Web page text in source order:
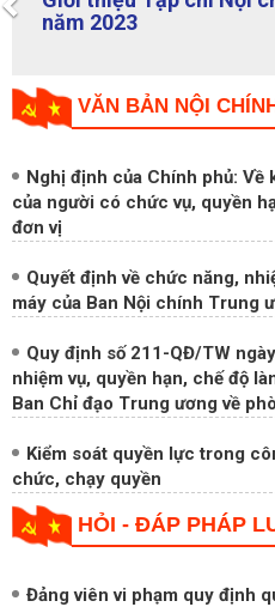
năm 2023
VĂN BẢN NỘI
Nghị định của Chính phủ: Về
của người có chức vụ, quyền
đơn vị
Quyết định về chức năng,
máy của Ban Nội chính Trung
Quy định số 211-QĐ/TW
nhiệm vụ, quyền hạn, chế độ
Ban Chỉ đạo Trung ương về
Kiểm soát quyền lực trong
chức, chạy quyền
HỎI - ĐÁP PHÁP
Đảng viên vi phạm quy định